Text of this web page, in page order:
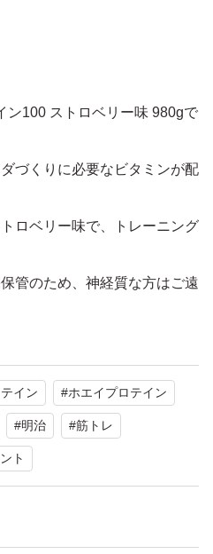
ン100 ストロベリー味 980gで
づくりに必要なビタミンが配
ロベリー味で、トレーニング
管のため、神経質な方はご遠
100 ストロベリー味
イン #ホエイプロテイン
#明治 #筋トレ
ト